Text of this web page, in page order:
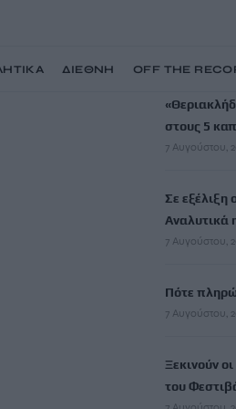
ΔΙΕΘΝΗ OFF THE
ΡΟΗ
στους 5
7 Αυγούστου,
Σε εξέλιξη
Αναλυτικά
7 Αυγούστου,
Πότε
7 Αυγούστου,
Ξεκινούν
του